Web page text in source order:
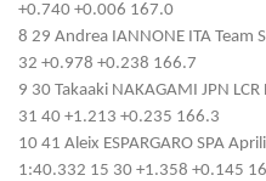
+0.740 +0.006 167.0
8 29 Andrea IANNONE ITA Team
32 +0.978 +0.238 166.7
9 30 Takaaki NAKAGAMI JPN
31 40 +1.213 +0.235 166.3
10 41 Aleix ESPARGARO SPA
1:40.332 15 30 +1.358 +0.145